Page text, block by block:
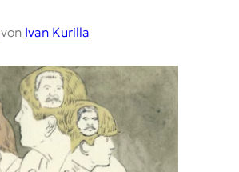
von Ivan Kurilla